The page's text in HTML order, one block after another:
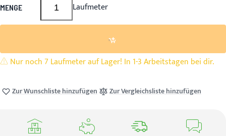
MENGE Laufmeter
Nur noch 7 Laufmeter auf Lager! In 1-3 Arbeitstagen bei dir.
Zur Wunschliste hinzufügen Zur Vergleichsliste hinzufügen